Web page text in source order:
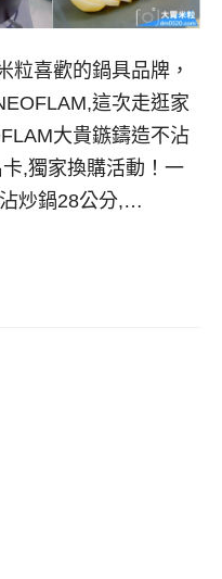
粒喜歡的鍋具品牌，
這次走逛家
大貴鏃鑄造不沾
,獨家換購活動！一
炒鍋28公分,…